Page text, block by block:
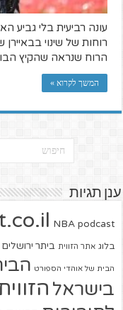
עונה רביעית בלי
רוחות של שינוי
הרוח שנראה שהקיץ
המשך לקרוא »
ענן תגיות
NBA podcast
בלוג אתר הזווית ביתר ירושלים
הבית של אוהדי הספורט
בישראל